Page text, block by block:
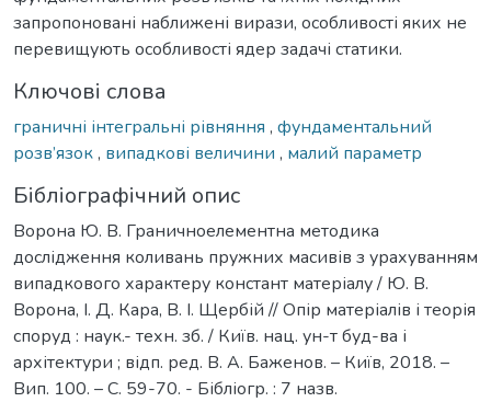
запропоновані наближені вирази, особливості яких не
перевищують особливості ядер задачі статики.
Ключові слова
граничні інтегральні рівняння , фундаментальний
розв’язок, випадкові величини , малий параметр
Бібліографічний опис
Ворона Ю. В. Граничноелементна методика
дослідження коливань пружних масивів з урахуванням
випадкового характеру констант матеріалу / Ю. В.
Ворона, І. Д. Кара, В. І. Щербій // Опір матеріалів і теорія
споруд : наук.- техн. зб. / Київ. нац. ун-т буд-ва і
архітектури ; відп. ред. В. А. Баженов. – Київ, 2018. –
Вип. 100. – С. 59-70. - Бібліогр. : 7 назв.